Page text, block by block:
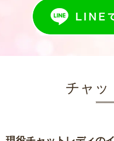
チャッ